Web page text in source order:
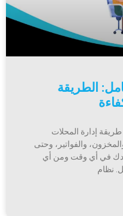
الطريقة
إدارة المحلات
والفواتير، وحتى
يدك في أي وقت ومن أي
نظام